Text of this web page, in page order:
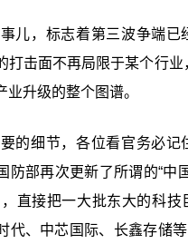
儿，标志着第三波争端已
打击面不再局限于某个行业
升级的整个图谱。
的细节，各位看官务必记
防部再次更新了所谓的“中
，直接把一大批东大的科
代、中芯国际、长鑫存储